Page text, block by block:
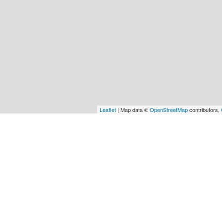
Leaflet| Map data ©OpenStreetMapcontributors,